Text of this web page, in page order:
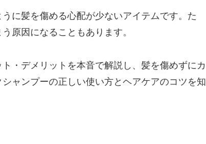
に髪を傷める心配が少ないアイテムです。た
原因になることもあります。
・デメリットを本音で解説し、髪を傷めずにカ
ャンプーの正しい使い方とヘアケアのコツを知